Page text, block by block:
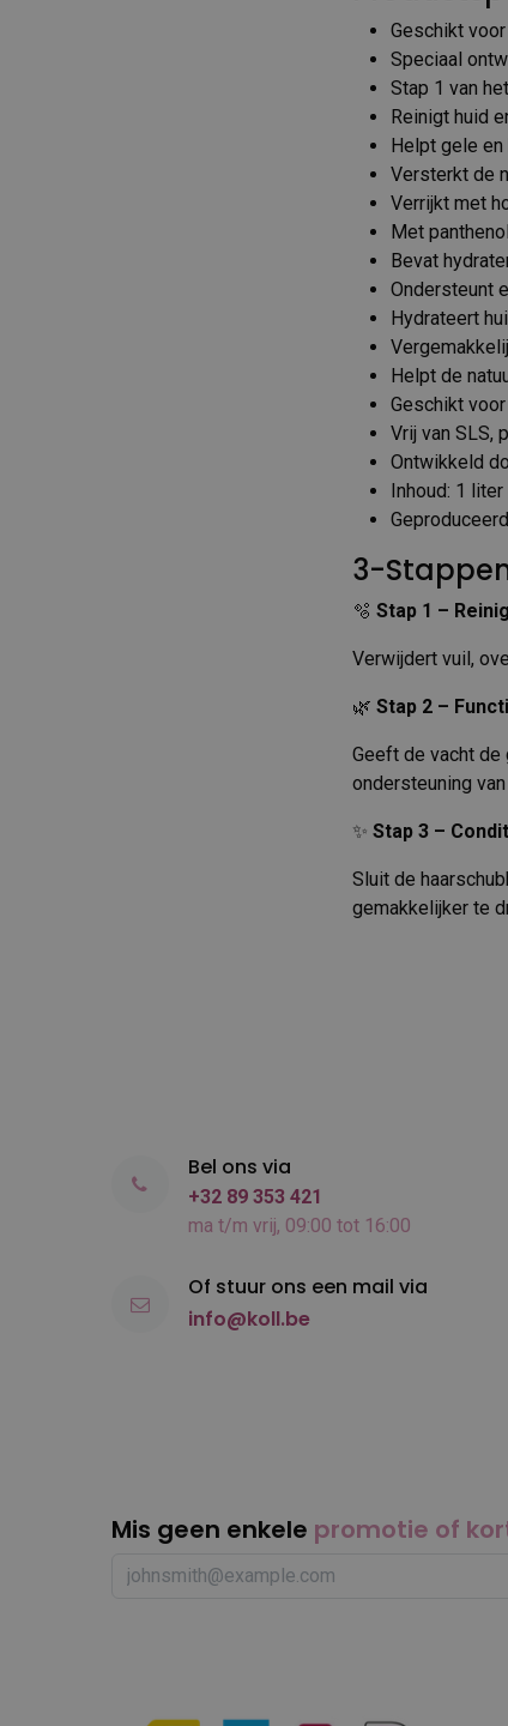
Geschikt
Speciaal
Stap 1 van
Reinigt huid
Helpt gele
Versterkt de
Verrijkt met
Met
Bevat
Ondersteunt
Hydrateert
Helpt de
Geschikt
Vrij van SLS,
Ontwikkeld
Inhoud: 1 liter
3-
🫧 Stap 1 –
Verwijdert vuil,
🌿 Stap 2 –
Geeft de vacht
ondersteuning
✨ Stap 3 –
Sluit de
gemakkelijker te
Mis geen enkele promotie of
Bel ons via
+32 89 353 421
ma t/m vrij, 09:00 tot 16:00
Of stuur ons een mail via
info@koll.be